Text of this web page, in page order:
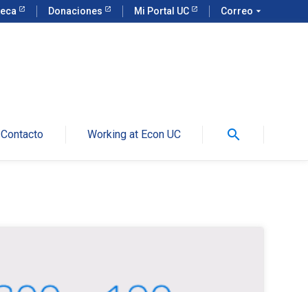
Donaciones Mi Portal UC Correo arrow_drop_down
Contacto Working at Econ UC search